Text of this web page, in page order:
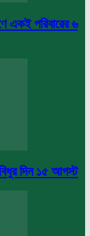
একই পরিবারের ৬
দিন ১৫ আগস্ট